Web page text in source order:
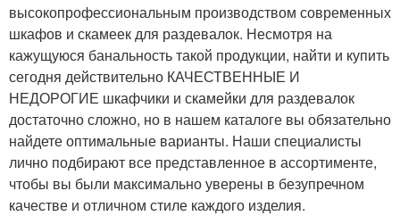
высокопрофессиональным производством современных
шкафов и скамеек для раздевалок. Несмотря на
кажущуюся банальность такой продукции, найти и купить
сегодня действительно КАЧЕСТВЕННЫЕ И
НЕДОРОГИЕ шкафчики и скамейки для раздевалок
достаточно сложно, но в нашем каталоге вы обязательно
найдете оптимальные варианты. Наши специалисты
лично подбирают все представленное в ассортименте,
чтобы вы были максимально уверены в безупречном
качестве и отличном стиле каждого изделия.